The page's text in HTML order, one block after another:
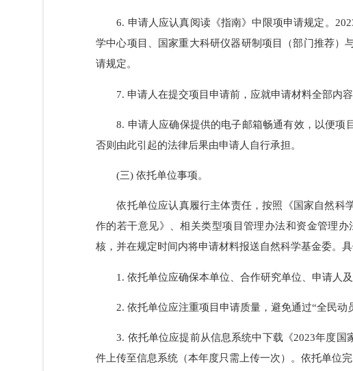
青年科学基金项目、创新研究群体项目、基础科学
可更改。
学中心项目、国家重大科研仪器研制项目（部门推
请规定。
7. 申请人在提交项目申请前，应就申请材料全
否则由此引起的法律后果由申请人自行承担。
(三) 依托单位事项。
依托单位应认真履行主体责任，按照《国家自
核，并在规定时间内将申请材料报送自然科学基金
1. 依托单位应确保本单位、合作研究单位、申